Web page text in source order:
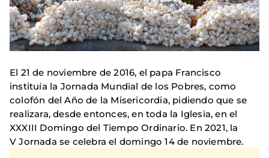
El 21 de noviembre de 2016, el papa Francisco
instituía la Jornada Mundial de los Pobres, como
colofón del Año de la Misericordia, pidiendo que se
realizara, desde entonces, en toda la Iglesia, en el
XXXIII Domingo del Tiempo Ordinario. En 2021, la
V Jornada se celebra el domingo 14 de noviembre.